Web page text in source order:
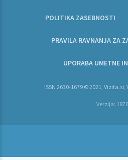
POLITIKA ZASEBNOSTI
PRAVILA RAVNANJA ZA
UPORABA UMETNE
ISSN 2630-1679 © 2021,
Verzija: 1876